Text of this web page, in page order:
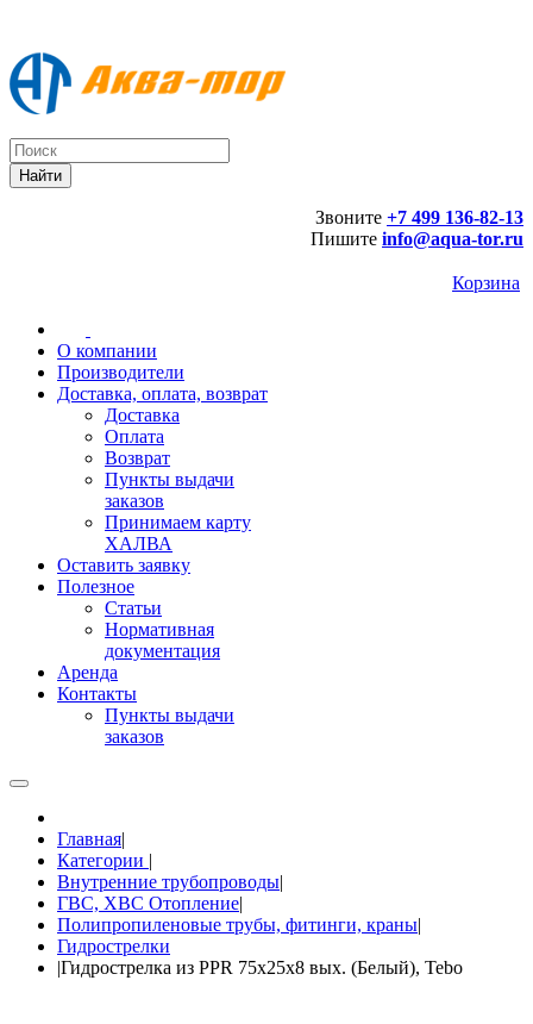
Звоните +7 499 136-82-13
Пишите info@aqua-tor.ru
Корзина
О компании
Производители
Доставка, оплата, возврат
Доставка
Оплата
Возврат
Пункты выдачи
заказов
Принимаем карту
ХАЛВА
Оставить заявку
Полезное
Статьи
Нормативная
документация
Аренда
Контакты
Пункты выдачи
заказов
Главная|
Категории |
Внутренние трубопроводы|
ГВС, ХВС Отопление|
Полипропиленовые трубы, фитинги, краны|
Гидрострелки
|Гидрострелка из PPR 75x25x8 вых. (Белый), Tebo